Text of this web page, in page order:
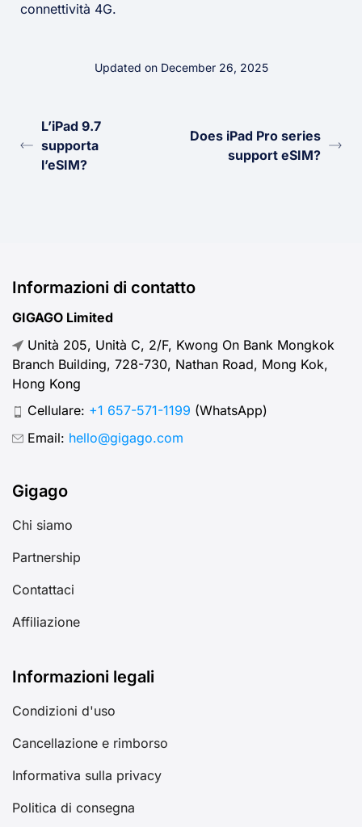
connettività 4G.
Updated on December 26, 2025
L’iPad 9.7
supporta
l’eSIM?
Does iPad Pro series
support eSIM?
Informazioni di contatto
GIGAGO Limited
Unità 205, Unità C, 2/F, Kwong On Bank Mongkok
Branch Building, 728-730, Nathan Road, Mong Kok,
Hong Kong
Cellulare: +1 657-571-1199 (WhatsApp)
Email: hello@gigago.com
Gigago
Chi siamo
Partnership
Contattaci
Affiliazione
Informazioni legali
Condizioni d'uso
Cancellazione e rimborso
Informativa sulla privacy
Politica di consegna